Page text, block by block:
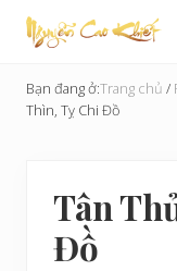
Menu
Skip
content
qua
sidebar
Tạo
Hoàn
Bạn đang ở:Trang chủ /
Thìn, Tỵ Chi Đồ
Tân
Đồ